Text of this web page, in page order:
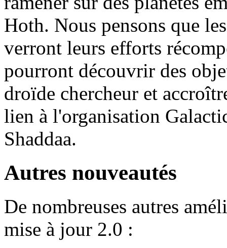
Hoth. Nous pensons que
verront leurs efforts
pourront découvrir des
droïde chercheur et
lien à l'organisation
Shaddaa.
Autres nouveautés
De nombreuses autres
mise à jour 2.0 :